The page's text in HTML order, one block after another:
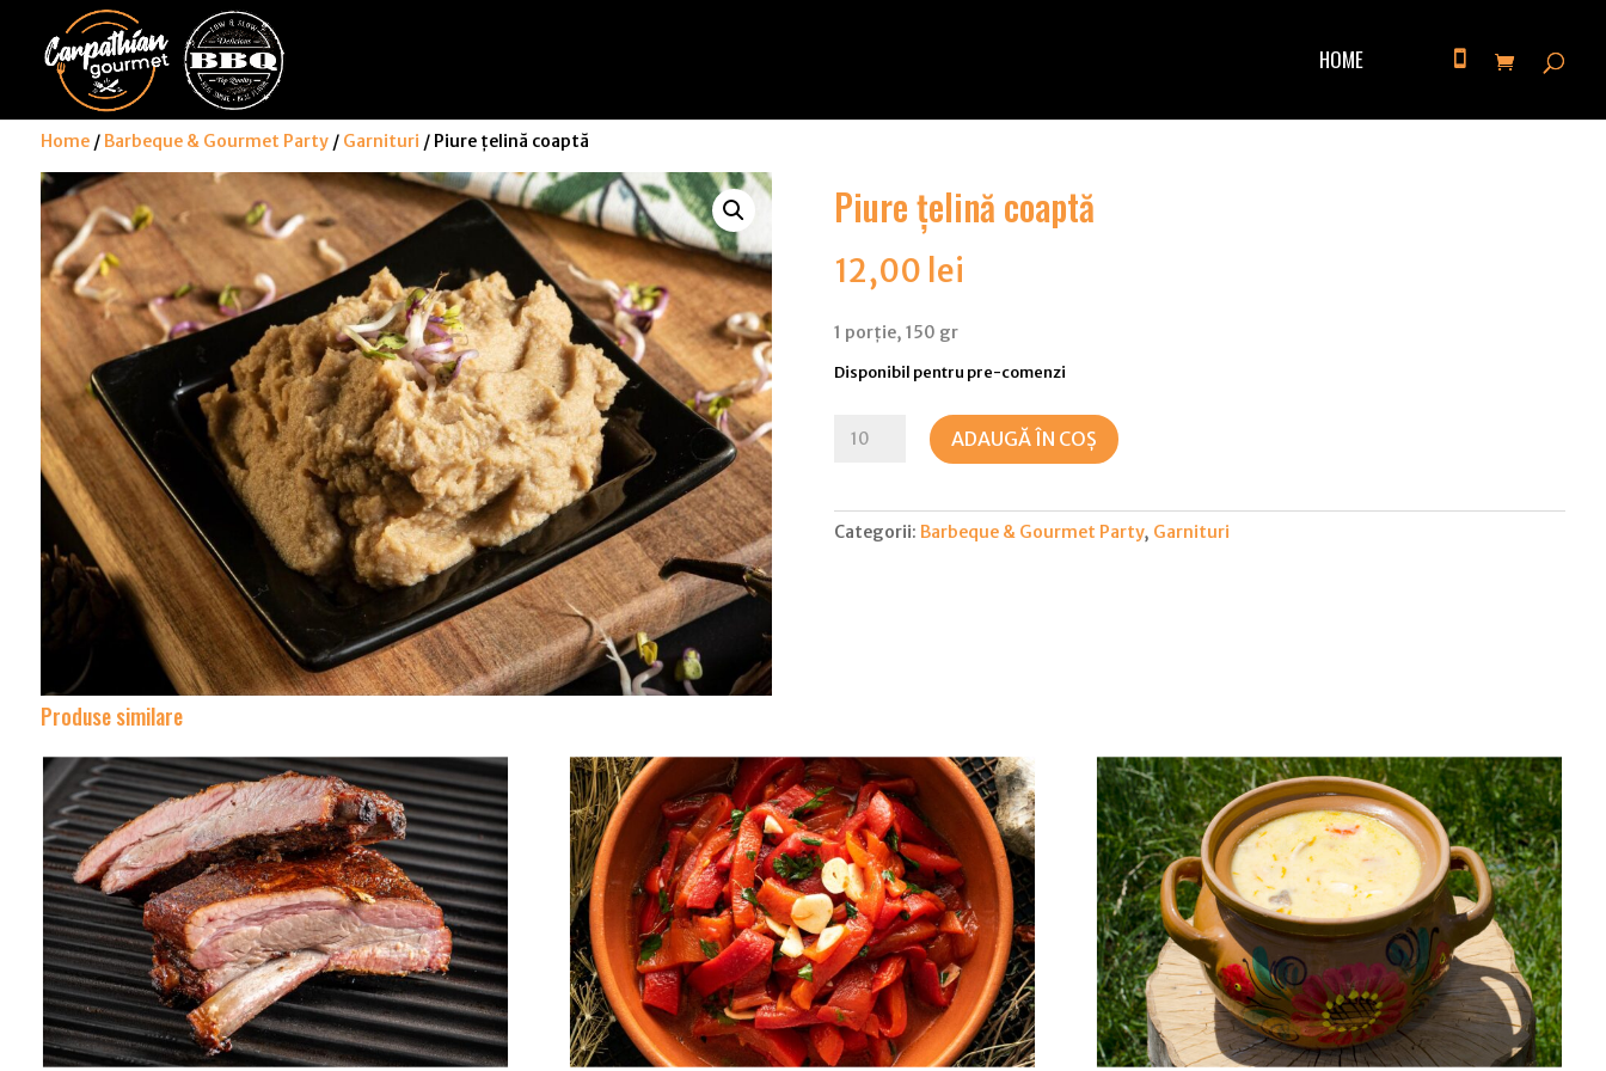
HOME
Home/ Barbeque & Gourmet Party/ Garnituri / Piure țelină coaptă
Piure țelină coaptă
12,00 lei
1 porție, 150 gr
Disponibil pentru pre-comenzi
Cantitate
coaptă
ADAUGĂ ÎN COȘ
Categorii: Barbeque & Gourmet Party, Garnituri
Produse similare